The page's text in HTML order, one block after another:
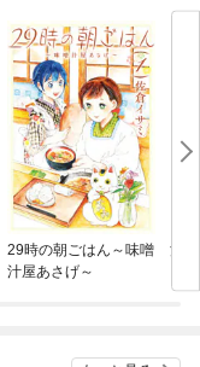
29時の朝ごはん～味噌
汁屋あさげ～
江